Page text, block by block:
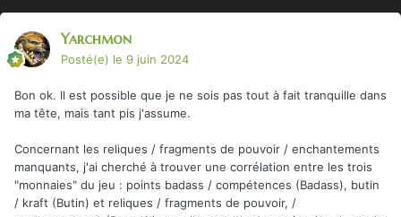
Yarchmon
Posté(e) le 9 juin 2024
Bon ok. Il est possible que je ne sois pas tout à fait tranquille dans
ma tête, mais tant pis j'assume.
Concernant les reliques / fragments de pouvoir / enchantements
manquants, j'ai cherché à trouver une corrélation entre les trois
"monnaies" du jeu : points badass / compétences (Badass), butin
/ kraft (Butin) et reliques / fragments de pouvoir, /